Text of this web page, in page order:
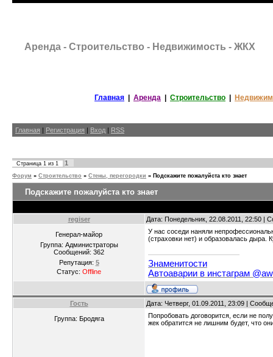
Аренда - Строительство - Недвижимость - ЖКХ
Главная Аренда Строительство
Главная Регистрация Вход RSS
Страница 1 из 1 1
Форум » Строительство » Стены, перегородки » Подскажите пожалуйста кто знает
Подскажите пожалуйста кто знает
regiser Дата: Понедельник, 22.08.2011, 22:50 |
Генерал-майор
Группа: Администраторы
Сообщений: 362
Репутация: 5
Статус: Offline
У нас соседи наняли
(страховки нет) и образовалась
Знаменитости
Автоаварии в инстаграм
Гость Дата: Четверг, 01.09.2011, 23:09 |
Группа: Бродяга
Попробовать договорится, если не
жек обратится не лишним будет, что